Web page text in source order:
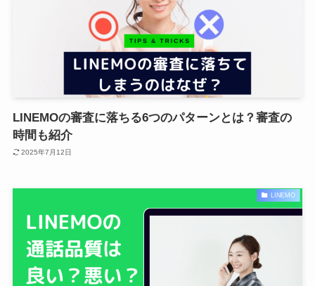
LINEMOの審査に落ちる6つのパターンとは？審査の
時間も紹介
2025年7月12日
LINEMO